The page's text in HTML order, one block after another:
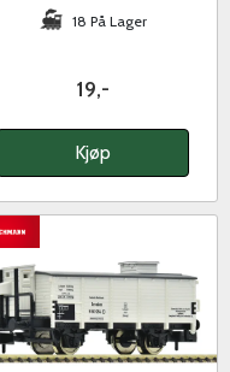
18 På Lager
19,-
Kjøp